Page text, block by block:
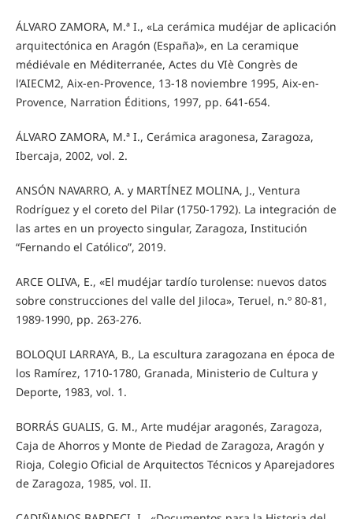
ÁLVARO ZAMORA, M.ª I., «La cerámica mudéjar de aplicación
arquitectónica en Aragón (España)», en La ceramique
médiévale en Méditerranée, Actes du VIè Congrès de
l’AIECM2, Aix-en-Provence, 13-18 noviembre 1995, Aix-en-
Provence, Narration Éditions, 1997, pp. 641-654.
ÁLVARO ZAMORA, M.ª I., Cerámica aragonesa, Zaragoza,
Ibercaja, 2002, vol. 2.
ANSÓN NAVARRO, A. y MARTÍNEZ MOLINA, J., Ventura
Rodríguez y el coreto del Pilar (1750-1792). La integración de
las artes en un proyecto singular, Zaragoza, Institución
“Fernando el Católico”, 2019.
ARCE OLIVA, E., «El mudéjar tardío turolense: nuevos datos
sobre construcciones del valle del Jiloca», Teruel, n.º 80-81,
1989-1990, pp. 263-276.
BOLOQUI LARRAYA, B., La escultura zaragozana en época de
los Ramírez, 1710-1780, Granada, Ministerio de Cultura y
Deporte, 1983, vol. 1.
BORRÁS GUALIS, G. M., Arte mudéjar aragonés, Zaragoza,
Caja de Ahorros y Monte de Piedad de Zaragoza, Aragón y
Rioja, Colegio Oficial de Arquitectos Técnicos y Aparejadores
de Zaragoza, 1985, vol. II.